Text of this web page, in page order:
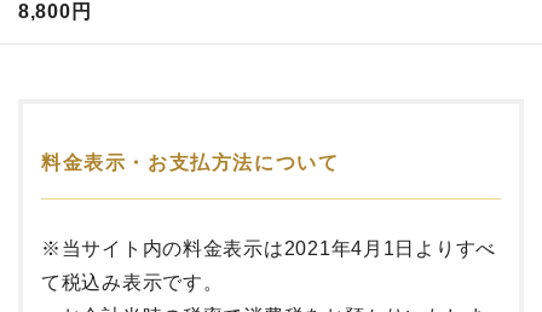
8,800円
料金表示・お支払方法について
※当サイト内の料金表示は2021年4月1日よりすべ
て税込み表示です。